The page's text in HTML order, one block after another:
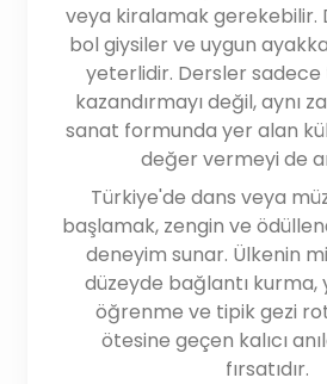
veya kiralamak gerekebilir.
bol giysiler ve uygun
yeterlidir. Dersler
kazandırmayı değil, aynı
sanat formunda yer alan
değer vermeyi de
Türkiye'de dans veya
başlamak, zengin ve
deneyim sunar. Ülkenin
düzeyde bağlantı
öğrenme ve tipik gezi
ötesine geçen kalıcı
fırsatıdır.